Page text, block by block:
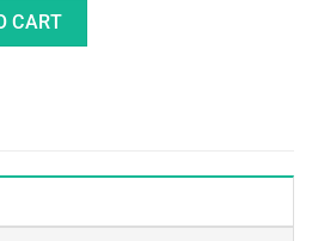
Gói 4 Ngày 3 Đêm Dành Cho
CART